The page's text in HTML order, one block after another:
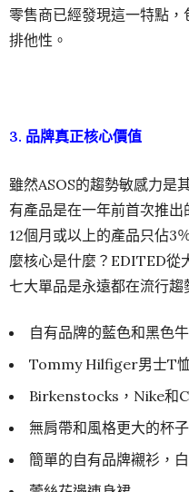
零售商已經發現這一特點
排他性。
3. 品牌真正核心價值
雖然ASOS的趨勢敏感力是
有產品是在一年前首次推
12個月或以上的產品只佔3
麼核心是什麼？EDITED從
七大單品是永遠都在流行趨
自有品牌的藍色和黑色
Tommy Hilfiger男士T
Birkenstocks，Nike和
無肩帶和風格更大的杯
簡單的自有品牌襯衫，